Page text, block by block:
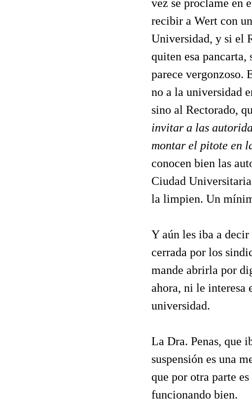
vez se proclame en
recibir a Wert con
Universidad, y si el
quiten esa pancarta,
parece vergonzoso.
no a la universidad
sino al Rectorado,
invitar a las
montar el pitote en
conocen bien las
Ciudad
la limpien. Un
Y aún les iba a decir
cerrada por los
mande abrirla por
ahora, ni le interesa
universidad.
La Dra. Penas, que
suspensión es una
que por otra parte
funcionando bien.